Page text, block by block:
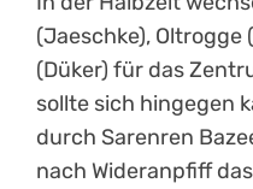
(Jaeschke), Oltrogge
(Düker) für das
sollte sich hingegen
durch Sarenren
nach Wideranpfiff